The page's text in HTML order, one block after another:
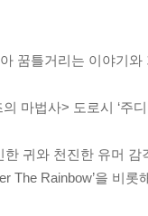
꿈틀거리는 이야기
마법사> 도로시 ‘주
귀와 천진한 유머
The Rainbow’을 비롯